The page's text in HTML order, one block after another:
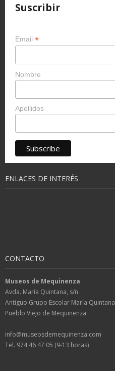
Suscribir
Email *
Nombre
Apellidos
ENLACES DE INTERÉS
CONTACTO
Museos de Mequinenza
Avda. María Quintana, s/n
Antiguo Grupo Escolar María Quintana
Pueblo Viejo de Mequinenza
info@museosdemequinenza.com
Tel. 974 46 47 05 (9-13 horas)